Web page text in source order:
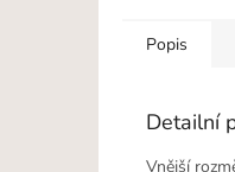
Popis
Detailní
Vnější